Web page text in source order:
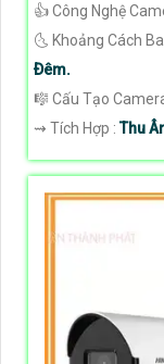
👍 Công Nghệ
🌜 Khoảng Cách
Ðêm.
🎼️ Cấu Tạo
️⇝ Tích Hợp :Thu